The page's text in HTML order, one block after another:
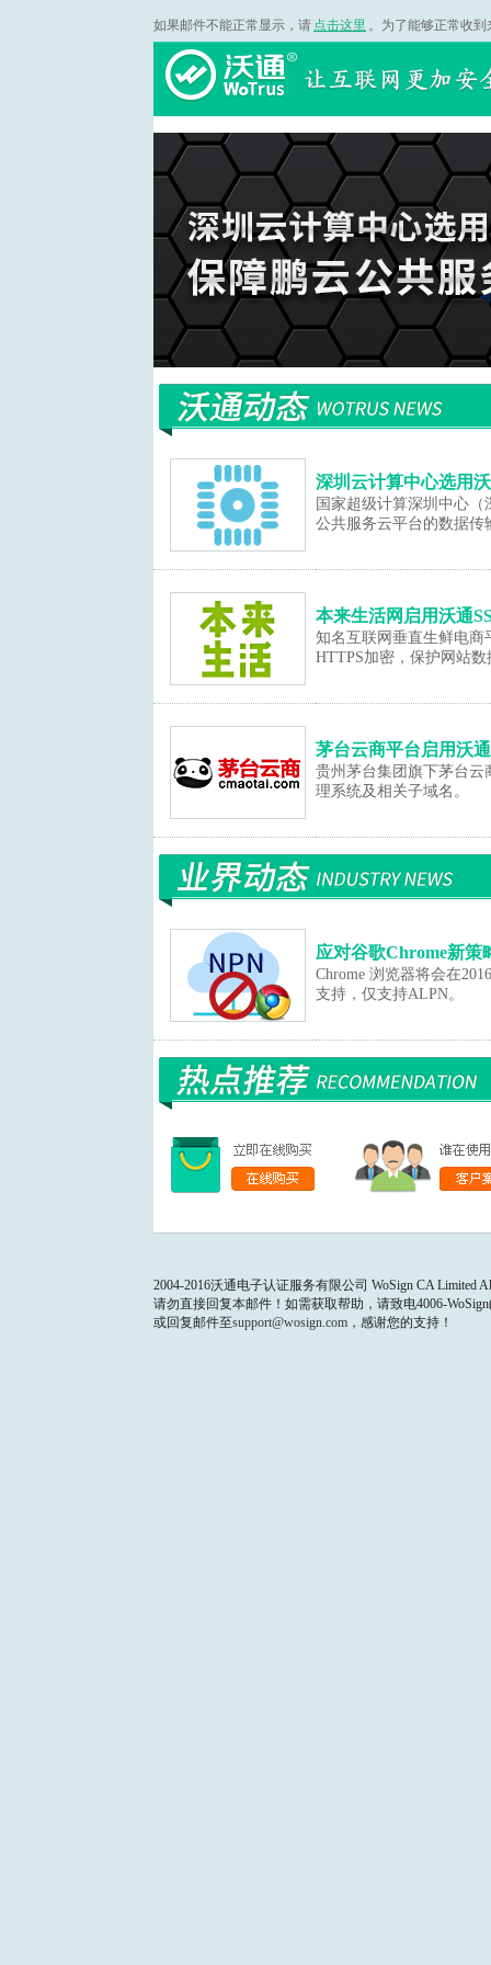
如果邮件不能正常显示，请 点击这里 。为了能够正常收
深圳云计算中心选用
国家超级计算深圳中心
公共服务云平台的数据传
本来生活网启用沃通
知名互联网垂直生鲜电商
HTTPS加密，保护网站
茅台云商平台启用沃
贵州茅台集团旗下茅台云
理系统及相关子域名。
应对谷歌Chrome新
Chrome 浏览器将会在
支持，仅支持ALPN。
2004-2016沃通电子认证服务有限公司 WoSign CA Limited
请勿直接回复本邮件！如需获取帮助，请致电4006-
或回复邮件至support@wosign.com ，感谢您的支持！